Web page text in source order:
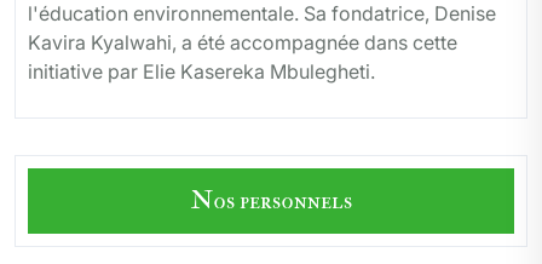
l'éducation environnementale. Sa fondatrice, Denise
Kavira Kyalwahi, a été accompagnée dans cette
initiative par Elie Kasereka Mbulegheti.
Nos personnels